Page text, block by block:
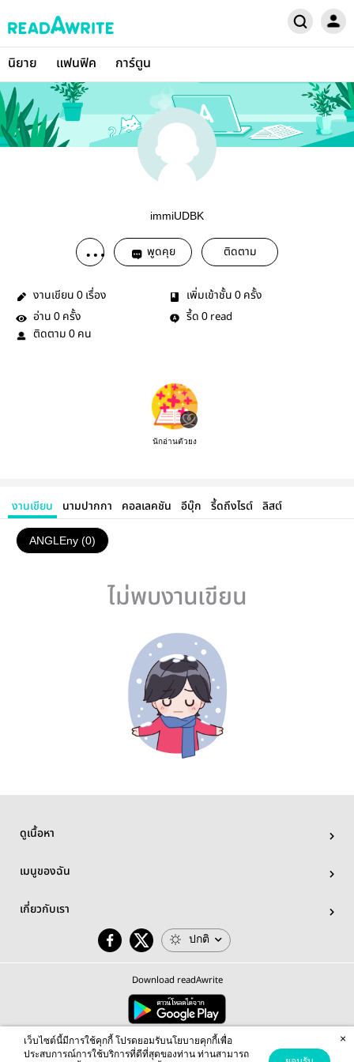
นิยาย แฟนฟิค การ์ตูน
immiUDBK
พูดคุย ติดตาม
งานเขียน 0 เรื่อง เพิ่มเข้าชั้น 0 ครั้ง
อ่าน 0 ครั้ง รี้ด 0 read
ติดตาม 0 คน
นักอ่านตัวยง
งานเขียน นามปากกา คอลเลคชัน อีบุ๊ก รี้ดถึงไรต์ ลิสต์
ANGLEny (0)
ไม่พบงานเขียน
ดูเนื้อหา
เมนูของฉัน
เกี่ยวกับเรา
ปกติ
Download readAwrite
© 2026 readAwrite.com by MEB Corporation Public Company Limited
This site is protected by reCAPTCHA and the Google Privacy Policy Terms of Serviceapply.
เว็บไซต์นี้มีการใช้คุกกี้ โปรดยอมรับนโยบายคุกกี้เพื่อ
ประสบการณ์การใช้บริการที่ดีที่สุดของท่าน ท่านสามารถ
×